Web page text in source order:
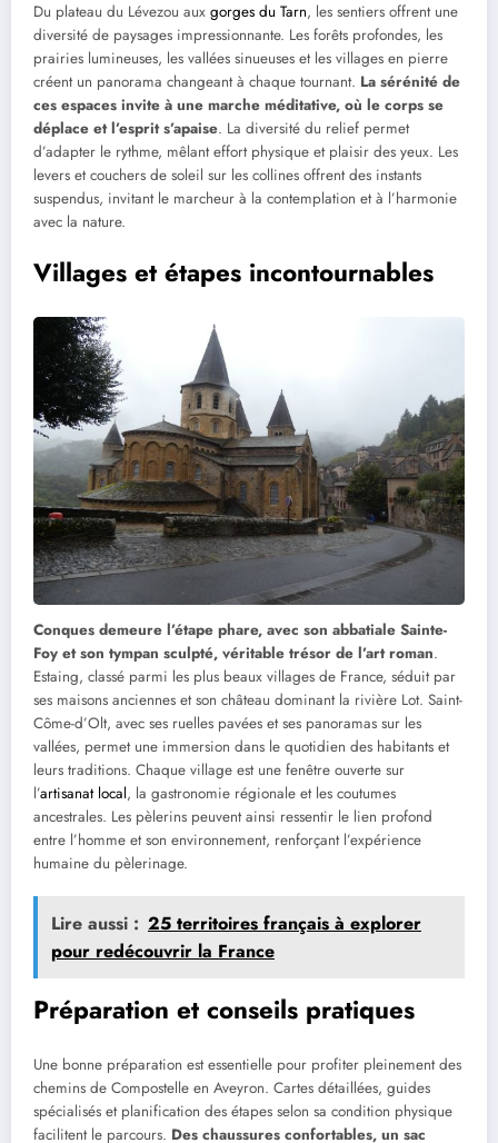
Du plateau du Lévezou aux gorges du Tarn, les sentiers offrent une
diversité de paysages impressionnante. Les forêts profondes, les
prairies lumineuses, les vallées sinueuses et les villages en pierre
créent un panorama changeant à chaque tournant. La sérénité de
ces espaces invite à une marche méditative, où le corps se
déplace et l’esprit s’apaise. La diversité du relief permet
d’adapter le rythme, mêlant effort physique et plaisir des yeux. Les
levers et couchers de soleil sur les collines offrent des instants
suspendus, invitant le marcheur à la contemplation et à l’harmonie
avec la nature.
Villages et étapes incontournables
Conques demeure l’étape phare, avec son abbatiale Sainte-
Foy et son tympan sculpté, véritable trésor de l’art roman.
Estaing, classé parmi les plus beaux villages de France, séduit par
ses maisons anciennes et son château dominant la rivière Lot. Saint-
Côme-d’Olt, avec ses ruelles pavées et ses panoramas sur les
vallées, permet une immersion dans le quotidien des habitants et
leurs traditions. Chaque village est une fenêtre ouverte sur
l’artisanat local, la gastronomie régionale et les coutumes
ancestrales. Les pèlerins peuvent ainsi ressentir le lien profond
entre l’homme et son environnement, renforçant l’expérience
humaine du pèlerinage.
Lire aussi : 25 territoires français à explorer
pour redécouvrir la France
Préparation et conseils pratiques
Une bonne préparation est essentielle pour profiter pleinement des
chemins de Compostelle en Aveyron. Cartes détaillées, guides
spécialisés et planification des étapes selon sa condition physique
facilitent le parcours. Des chaussures confortables, un sac